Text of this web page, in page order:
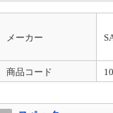
適格請求書（インボイス）に
納品書、請求書、領収書が
[登録番号：
領収書について
出荷完了メールに領収書発
メーカー
商品コード